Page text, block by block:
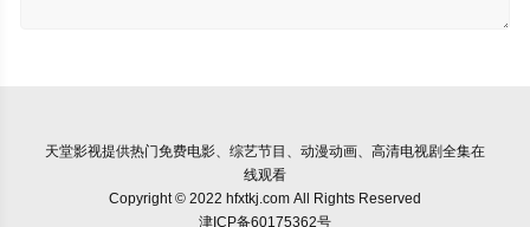
天堂影视提供热门免费电影、综艺节目、动漫动画、高清电视剧全集在
线观看
Copyright © 2022 hfxtkj.com All Rights Reserved
津ICP备60175362号